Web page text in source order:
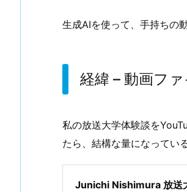
生成AIを使って、手持ちの
経緯 – 動画フ
私の放送大学体験談を
たら、結構な量になっている
Junichi Nishimura 放送